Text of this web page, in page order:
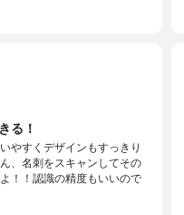
る！
やすくデザインもすっきり
、名刺をスキャンしてその
！！認識の精度もいいので